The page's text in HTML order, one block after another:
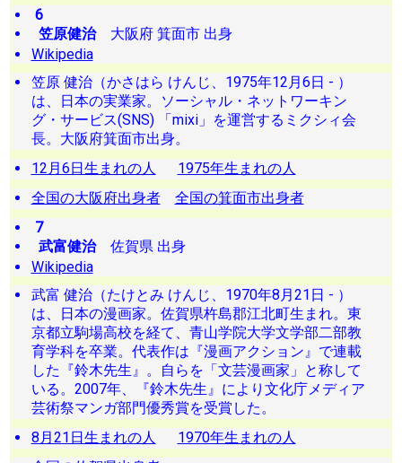
6
笠原健治大阪府 箕面市 出身
Wikipedia
笠原 健治（かさはら けんじ、1975年12月6日 - ）
は、日本の実業家。ソーシャル・ネットワーキン
グ・サービス(SNS) 「mixi」を運営するミクシィ会
長。大阪府箕面市出身。
12月6日生まれの人
1975年生まれの人
全国の大阪府出身者
全国の箕面市出身者
7
武富健治佐賀県 出身
Wikipedia
武富 健治（たけとみ けんじ、1970年8月21日 - ）
は、日本の漫画家。佐賀県杵島郡江北町生まれ。東
京都立駒場高校を経て、青山学院大学文学部二部教
育学科を卒業。代表作は『漫画アクション』で連載
した『鈴木先生』。自らを「文芸漫画家」と称して
いる。2007年、『鈴木先生』により文化庁メディア
芸術祭マンガ部門優秀賞を受賞した。
8月21日生まれの人
1970年生まれの人